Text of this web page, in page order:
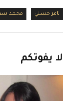
تامر حسني محمد
لا يفوتكم